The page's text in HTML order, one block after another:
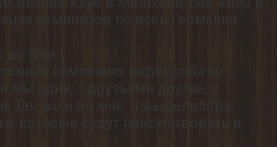
семинаров по всей Германии.
во мне.
компаниях ведёт себя по-
мы одни, с друзьями другие, с
Так же и во мне. Я выделил три
которые будут присутствовать в